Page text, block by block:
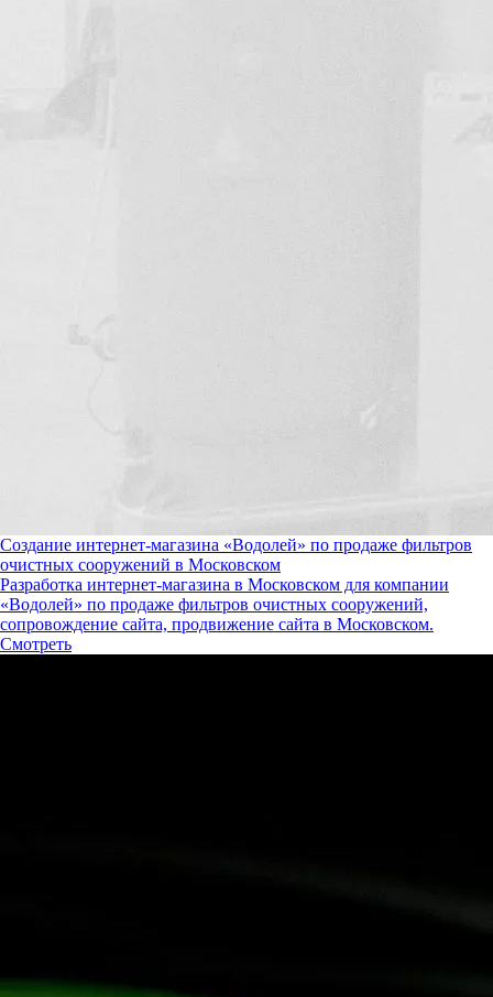
Создание интернет-магазина «Водолей» по продаже фильтров
очистных сооружений в Московском
Разработка интернет-магазина в Московском для компании
«Водолей» по продаже фильтров очистных сооружений,
сопровождение сайта, продвижение сайта в Московском.
Смотреть